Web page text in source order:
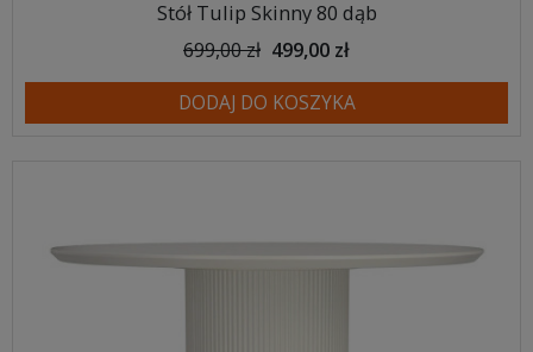
Stół Tulip Skinny 80 dąb
699,00 zł 499,00 zł
DODAJ DO KOSZYKA